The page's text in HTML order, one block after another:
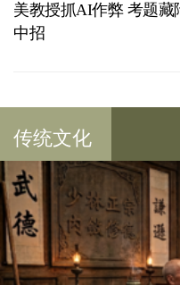
美教授抓AI作弊 考题藏
中招
传统文化